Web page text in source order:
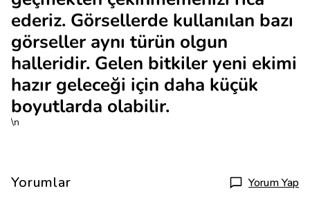
ederiz. Görsellerde kullanılan bazı
görseller aynı türün olgun
halleridir. Gelen bitkiler yeni ekimi
hazır geleceği için daha küçük
boyutlarda olabilir.
\n
Yorumlar Yorum Yap